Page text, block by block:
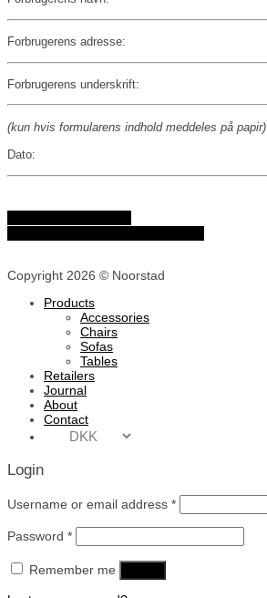
Forbrugerens adresse:
Forbrugerens underskrift:
(kun hvis formularens indhold meddeles på papir)
Dato:
Copyright 2026 © Noorstad
Products
Accessories
Chairs
Sofas
Tables
Retailers
Journal
About
Contact
Login
Username or email address *
Password *
Remember me